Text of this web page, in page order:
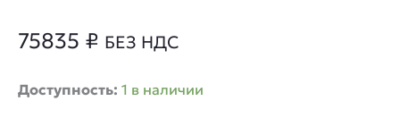
75835 ₽ БЕЗ НДС
Доступность: 1 в наличии
Количество